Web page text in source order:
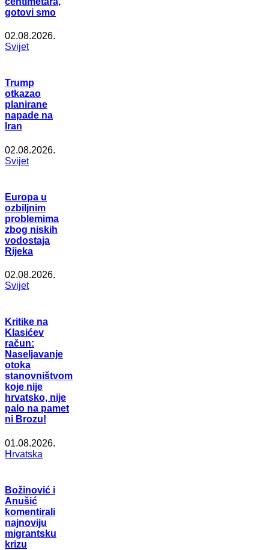
gotovi smo
02.08.2026.
Svijet
Trump
otkazao
planirane
napade na
Iran
02.08.2026.
Svijet
Europa u
ozbiljnim
problemima
zbog niskih
vodostaja
Rijeka
02.08.2026.
Svijet
Kritike na
Klasićev
račun:
Naseljavanje
otoka
stanovništvom
koje nije
hrvatsko, nije
palo na pamet
ni Brozu!
01.08.2026.
Hrvatska
Božinović i
Anušić
komentirali
najnoviju
migrantsku
krizu